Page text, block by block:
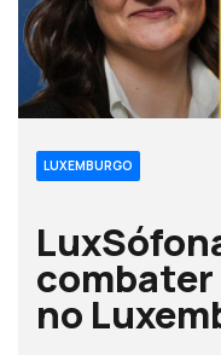
LUXEMBURGO
no